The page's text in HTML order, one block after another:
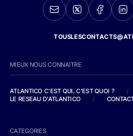
MIEUX NOUS CONNAITRE
ATLANTICO C'EST QUI, C'EST QUOI ?
/
LE RESEAU D'ATLANTICO
/
CATEGORIES